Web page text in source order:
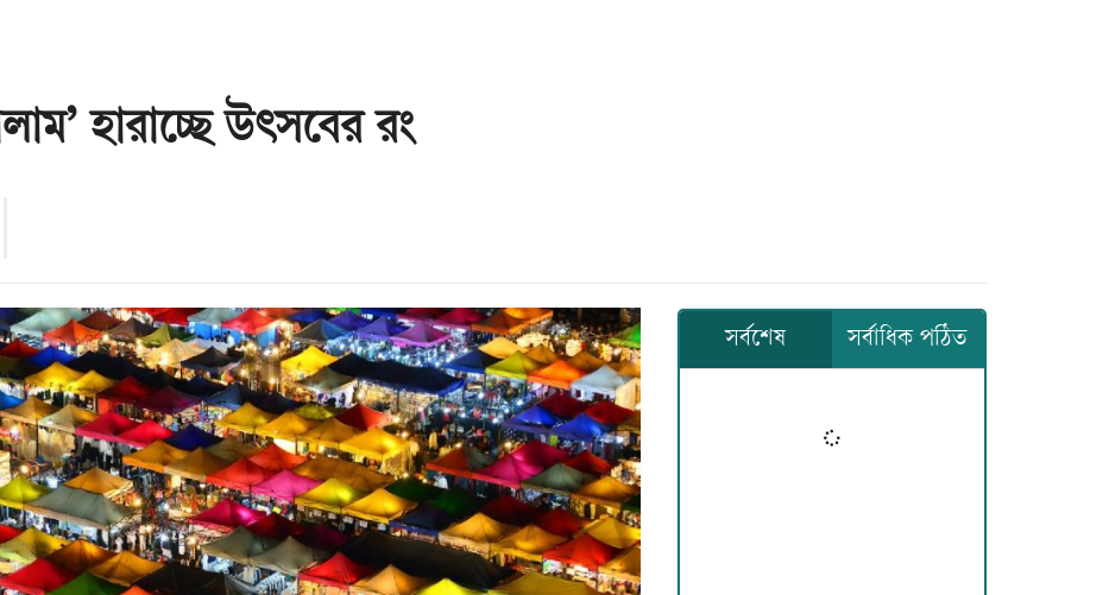
হারাচ্ছে উৎসবের রং
সর্বশেষ সর্বাধিক পঠিত